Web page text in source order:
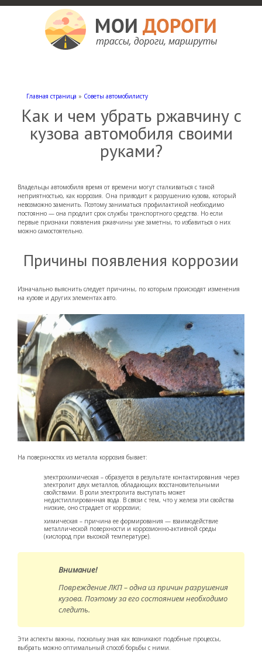
Главная страница » Советы автомобилисту
Как и чем убрать ржавчину с
кузова автомобиля своими
руками?
Владельцы автомобиля время от времени могут сталкиваться с такой
неприятностью, как коррозия. Она приводит к разрушению кузова, который
невозможно заменить. Поэтому заниматься профилактикой необходимо
постоянно — она продлит срок службы транспортного средства. Но если
первые признаки появления ржавчины уже заметны, то избавиться о них
можно самостоятельно.
Причины появления коррозии
Изначально выяснить следует причины, по которым происходят изменения
на кузове и других элементах авто.
На поверхностях из металла коррозия бывает:
электрохимическая – образуется в результате контактирования через
электролит двух металлов, обладающих восстановительными
свойствами. В роли электролита выступать может
недистиллированная вода. В связи с тем, что у железа эти свойства
низкие, оно страдает от коррозии;
химическая – причина ее формирования — взаимодействие
металлической поверхности и коррозионно-активной среды
(кислород при высокой температуре).
Внимание!
Повреждение ЛКП – одна из причин разрушения
кузова. Поэтому за его состоянием необходимо
следить.
Эти аспекты важны, поскольку зная как возникают подобные процессы,
выбрать можно оптимальный способ борьбы с ними.